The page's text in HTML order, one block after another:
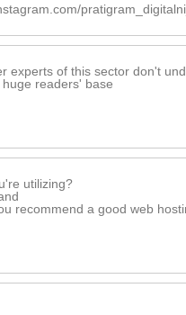
experts of this sector don't
readers' base
utilizing?
recommend a good web